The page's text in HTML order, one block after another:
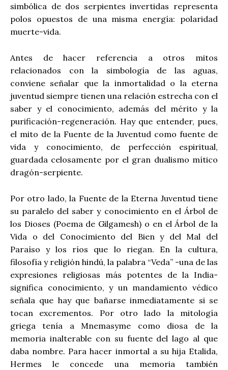
simbólica de dos serpientes invertidas representa
polos opuestos de una misma energía: polaridad
muerte-vida.
Antes de hacer referencia a otros mitos
relacionados con la simbología de las aguas,
conviene señalar que la inmortalidad o la eterna
juventud siempre tienen una relación estrecha con el
saber y el conocimiento, además del mérito y la
purificación-regeneración. Hay que entender, pues,
el mito de la Fuente de la Juventud como fuente de
vida y conocimiento, de perfección espiritual,
guardada celosamente por el gran dualismo mítico
dragón-serpiente.
Por otro lado, la Fuente de la Eterna Juventud tiene
su paralelo del saber y conocimiento en el Árbol de
los Dioses (Poema de Gilgamesh) o en el Árbol de la
Vida o del Conocimiento del Bien y del Mal del
Paraíso y los ríos que lo riegan. En la cultura,
filosofía y religión hindú, la palabra “Veda” -una de las
expresiones religiosas más potentes de la India-
significa conocimiento, y un mandamiento védico
señala que hay que bañarse inmediatamente si se
tocan excrementos. Por otro lado la mitología
griega tenía a Mnemasyme como diosa de la
memoria inalterable con su fuente del lago al que
daba nombre. Para hacer inmortal a su hija Etalida,
Hermes le concede una memoria también